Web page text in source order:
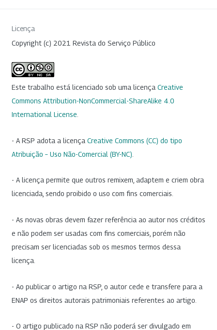
Licença
Copyright (c) 2021 Revista do Serviço Público
Este trabalho está licenciado sob uma licença Creative
Commons Attribution-NonCommercial-ShareAlike 4.0
International License
- A RSP adota a licença Creative Commons (CC) do tipo
Atribuição – Uso Não-Comercial (BY-NC)
- A licença permite que outros remixem, adaptem e criem obra
licenciada, sendo proibido o uso com fins comerciais.
- As novas obras devem fazer referência ao autor nos créditos
e não podem ser usadas com fins comerciais, porém não
precisam ser licenciadas sob os mesmos termos dessa
licença.
- Ao publicar o artigo na RSP, o autor cede e transfere para a
ENAP os direitos autorais patrimoniais referentes ao artigo.
- O artigo publicado na RSP não poderá ser divulgado em